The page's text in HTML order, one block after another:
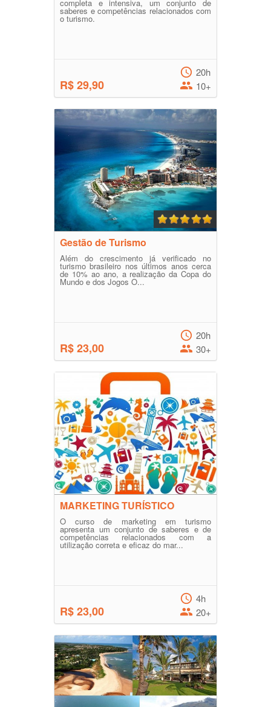
completa e intensiva, um conjunto de
saberes e competências relacionados com
o turismo.
R$ 29,90
20h
10+
Gestão de Turismo
Além do crescimento já verificado no
turismo brasileiro nos últimos anos cerca
de 10% ao ano, a realização da Copa do
Mundo e dos Jogos O...
R$ 23,00
20h
30+
MARKETING TURÍSTICO
O curso de marketing em turismo
apresenta um conjunto de saberes e de
competências relacionados com a
utilização correta e eficaz do mar...
R$ 23,00
4h
20+